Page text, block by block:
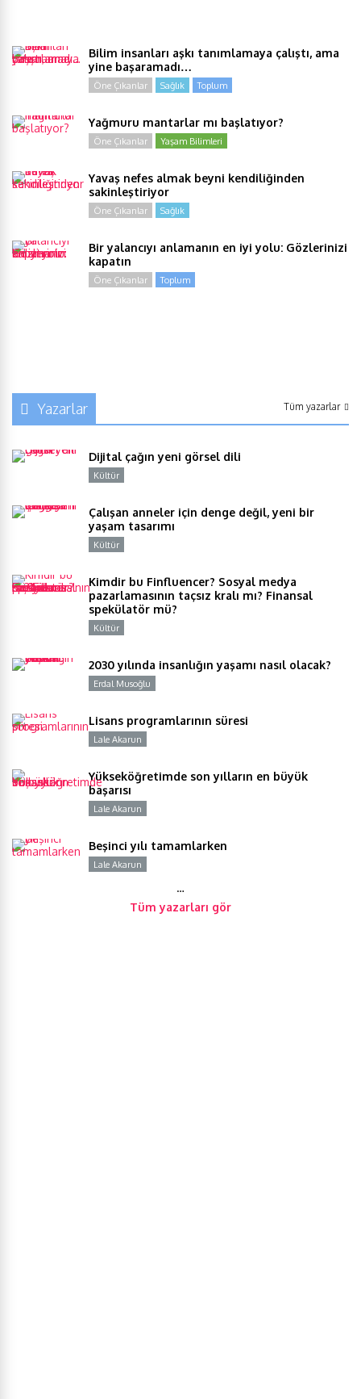
Bilim insanları aşkı tanımlamaya çalıştı, ama
yine başaramadı…
Öne Çıkanlar Sağlık Toplum
Yağmuru mantarlar mı başlatıyor?
Öne Çıkanlar Yaşam Bilimleri
Yavaş nefes almak beyni kendiliğinden
sakinleştiriyor
Öne Çıkanlar Sağlık
Bir yalancıyı anlamanın en iyi yolu: Gözlerinizi
kapatın
Öne Çıkanlar Toplum
Yazarlar Tüm yazarlar
Dijital çağın yeni görsel dili
Kültür
Çalışan anneler için denge değil, yeni bir
yaşam tasarımı
Kültür
Kimdir bu Finfluencer? Sosyal medya
pazarlamasının taçsız kralı mı? Finansal
spekülatör mü?
Kültür
2030 yılında insanlığın yaşamı nasıl olacak?
Erdal Musoğlu
Lisans programlarının süresi
Lale Akarun
Yükseköğretimde son yılların en büyük
başarısı
Lale Akarun
Beşinci yılı tamamlarken
Lale Akarun
…
Tüm yazarları gör